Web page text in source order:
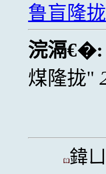
鲁盲隆拢
浣滆€�:
煤隆拢
鍏